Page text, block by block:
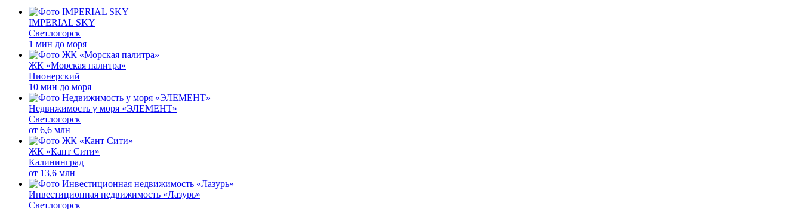
IMPERIAL SKY
Светлогорск
1 мин до моря
ЖК «Морская палитра»
Пионерский
10 мин до моря
Недвижимость у моря «ЭЛЕМЕНТ»
Светлогорск
от 6,6 млн
ЖК «Кант Сити»
Калининград
от 13,6 млн
Инвестиционная недвижимость «Лазурь»
Светлогорск